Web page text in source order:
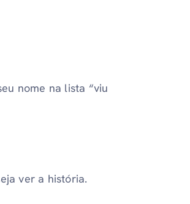
nome na lista “viu
ver a história.